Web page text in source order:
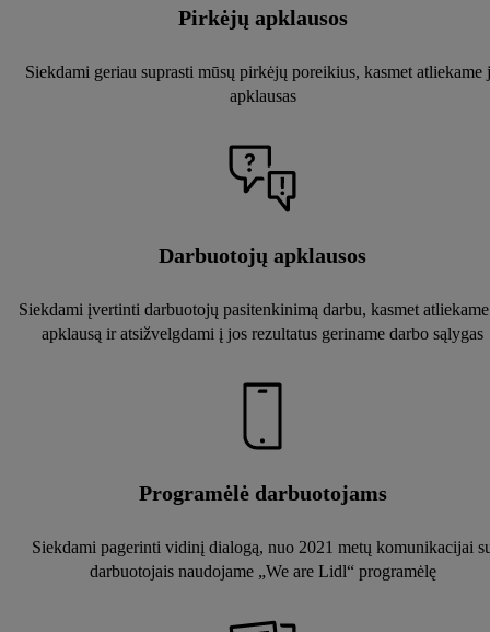
Pirkėjų apklausos
Siekdami geriau suprasti mūsų pirkėjų poreikius, kasmet atliekame
apklausas
Darbuotojų apklausos
Siekdami įvertinti darbuotojų pasitenkinimą darbu, kasmet
apklausą ir atsižvelgdami į jos rezultatus geriname darbo sąlygas
Programėlė darbuotojams
Siekdami pagerinti vidinį dialogą, nuo 2021 metų komunikacijai
darbuotojais naudojame „We are Lidl“ programėlę